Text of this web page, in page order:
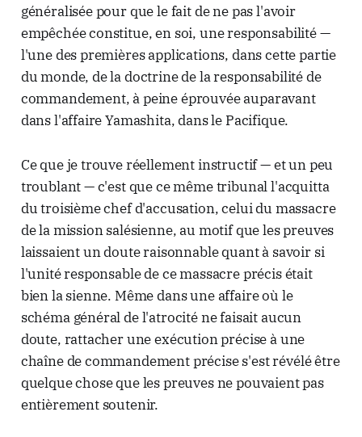
généralisée pour que le fait de ne pas l'avoir
empêchée constitue, en soi, une responsabilité —
l'une des premières applications, dans cette partie
du monde, de la doctrine de la responsabilité de
commandement, à peine éprouvée auparavant
dans l'affaire Yamashita, dans le Pacifique.
Ce que je trouve réellement instructif — et un peu
troublant — c'est que ce même tribunal l'acquitta
du troisième chef d'accusation, celui du massacre
de la mission salésienne, au motif que les preuves
laissaient un doute raisonnable quant à savoir si
l'unité responsable de ce massacre précis était
bien la sienne. Même dans une affaire où le
schéma général de l'atrocité ne faisait aucun
doute, rattacher une exécution précise à une
chaîne de commandement précise s'est révélé être
quelque chose que les preuves ne pouvaient pas
entièrement soutenir.